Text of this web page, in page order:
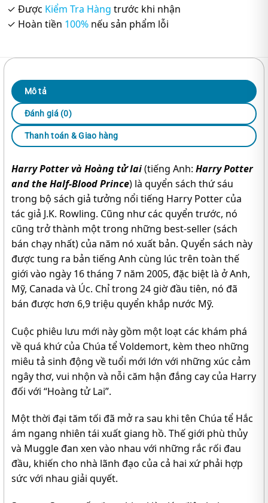
✓ Được Kiểm Tra Hàng trước khi nhận
✓ Hoàn tiền 100% nếu sản phẩm lỗi
Mô tả
Đánh giá (0)
Thanh toán & Giao hàng
Harry Potter và Hoàng tử lai(tiếng Anh: Harry Potter
and the Half-Blood Prince) là quyển sách thứ sáu
trong bộ sách giả tưởng nổi tiếng Harry Potter của
tác giả J.K. Rowling. Cũng như các quyển trước, nó
cũng trở thành một trong những best-seller (sách
bán chạy nhất) của năm nó xuất bản. Quyển sách này
được tung ra bản tiếng Anh cùng lúc trên toàn thế
giới vào ngày 16 tháng 7 năm 2005, đặc biệt là ở Anh,
Mỹ, Canada và Úc. Chỉ trong 24 giờ đầu tiên, nó đã
bán được hơn 6,9 triệu quyển khắp nước Mỹ.
Cuộc phiêu lưu mới này gồm một loạt các khám phá
về quá khứ của Chúa tể Voldemort, kèm theo những
miêu tả sinh động về tuổi mới lớn với những xúc cảm
ngây thơ, vui nhộn và nỗi căm hận đắng cay của Harry
đối với “Hoàng tử Lai”.
Một thời đại tăm tối đã mở ra sau khi tên Chúa tể Hắc
ám ngang nhiên tái xuất giang hồ. Thế giới phù thủy
và Muggle đan xen vào nhau với những rắc rối đau
đầu, khiến cho nhà lãnh đạo của cả hai xứ phải hợp
sức với nhau giải quyết.